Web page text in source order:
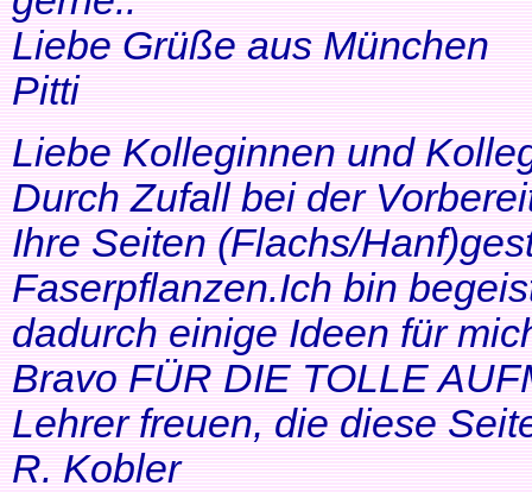
Liebe Grüße aus München
Pitti
Liebe Kolleginnen und
Durch Zufall bei der
Ihre Seiten (Flachs/
Faserpflanzen.Ich bin
dadurch einige Ideen für
Bravo FÜR DIE TOLLE
Lehrer freuen, die diese
R. Kobler